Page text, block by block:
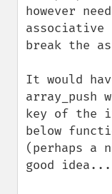
however
associative
break the
It would
array_push
key of the
below
(perhaps a
good